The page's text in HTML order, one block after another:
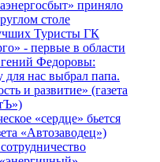
приняло
столе
Туристы ГК
- первые в области
Федоровы:
для нас выбрал папа.
и развитие» (газета
«сердце» бьется
«Автозаводец»)